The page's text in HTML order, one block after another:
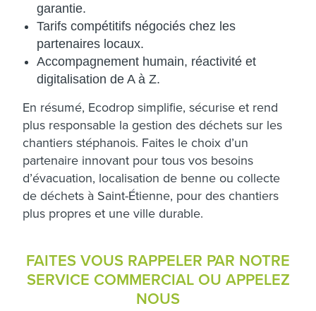
garantie.
Tarifs compétitifs négociés chez les
partenaires locaux.
Accompagnement humain, réactivité et
digitalisation de A à Z.
En résumé, Ecodrop simplifie, sécurise et rend
plus responsable la gestion des déchets sur les
chantiers stéphanois. Faites le choix d’un
partenaire innovant pour tous vos besoins
d’évacuation, localisation de benne ou collecte
de déchets à Saint-Étienne, pour des chantiers
plus propres et une ville durable.
FAITES VOUS RAPPELER PAR NOTRE
SERVICE COMMERCIAL OU APPELEZ
NOUS